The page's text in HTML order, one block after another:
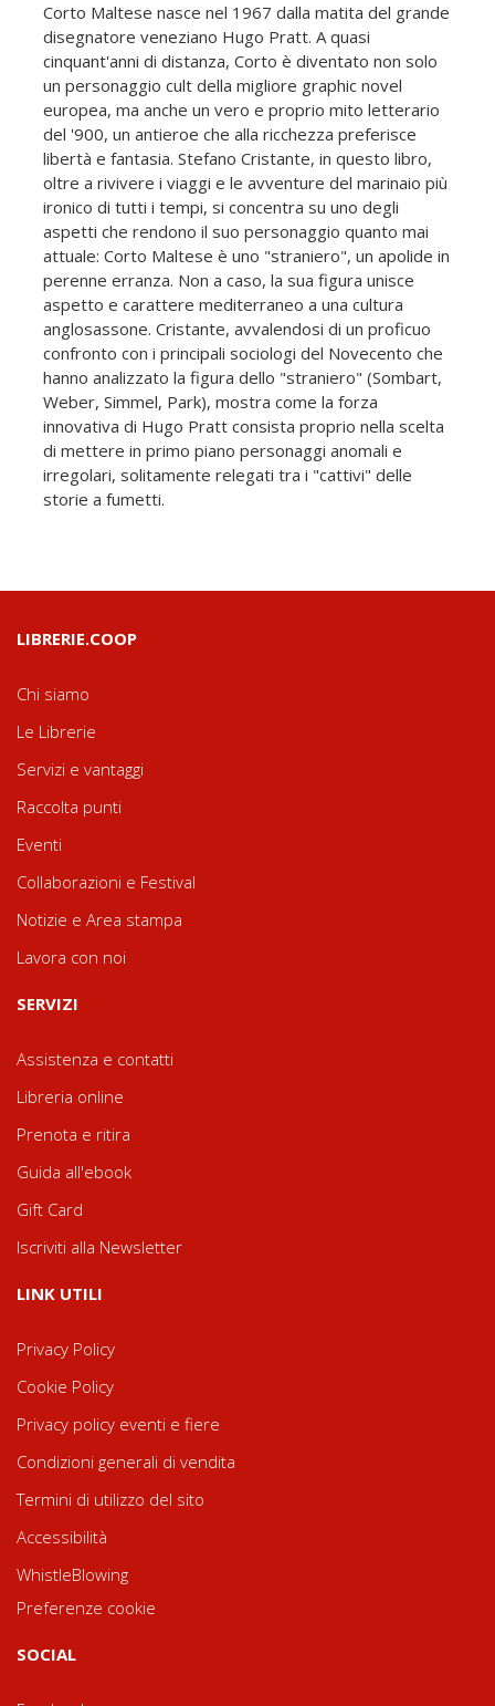
Corto Maltese nasce nel 1967 dalla matita del grande
disegnatore veneziano Hugo Pratt. A quasi
cinquant'anni di distanza, Corto è diventato non solo
un personaggio cult della migliore graphic novel
europea, ma anche un vero e proprio mito letterario
del '900, un antieroe che alla ricchezza preferisce
libertà e fantasia. Stefano Cristante, in questo libro,
oltre a rivivere i viaggi e le avventure del marinaio più
ironico di tutti i tempi, si concentra su uno degli
aspetti che rendono il suo personaggio quanto mai
attuale: Corto Maltese è uno "straniero", un apolide in
perenne erranza. Non a caso, la sua figura unisce
aspetto e carattere mediterraneo a una cultura
anglosassone. Cristante, avvalendosi di un proficuo
confronto con i principali sociologi del Novecento che
hanno analizzato la figura dello "straniero" (Sombart,
Weber, Simmel, Park), mostra come la forza
innovativa di Hugo Pratt consista proprio nella scelta
di mettere in primo piano personaggi anomali e
irregolari, solitamente relegati tra i "cattivi" delle
storie a fumetti.
LIBRERIE.COOP
Chi siamo
Le Librerie
Servizi e vantaggi
Raccolta punti
Eventi
Collaborazioni e Festival
Notizie e Area stampa
Lavora con noi
SERVIZI
Assistenza e contatti
Libreria online
Prenota e ritira
Guida all'ebook
Gift Card
Iscriviti alla Newsletter
LINK UTILI
Privacy Policy
Cookie Policy
Privacy policy eventi e fiere
Condizioni generali di vendita
Termini di utilizzo del sito
Accessibilità
WhistleBlowing
Preferenze cookie
SOCIAL